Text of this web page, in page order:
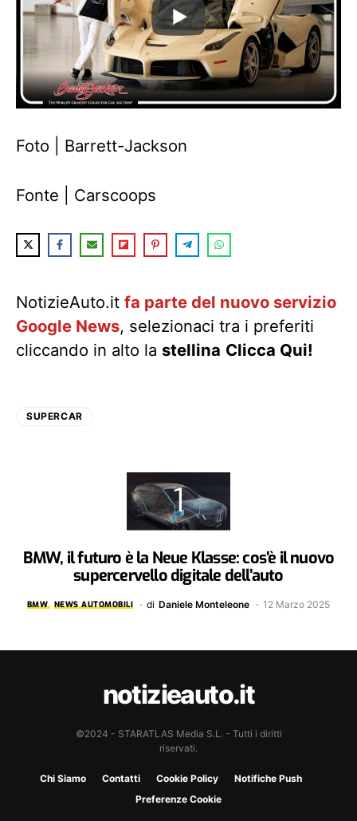
Foto | Barrett-Jackson
Fonte | Carscoops
NotizieAuto.it fa parte del nuovo servizio
Google News, selezionaci tra i preferiti
cliccando in alto la stellina Clicca Qui!
SUPERCAR
BMW, il futuro è la Neue Klasse: cos’è il nuovo
supercervello digitale dell’auto
BMW NEWS AUTOMOBILI di Daniele Monteleone 12 Marzo 2025
notizieauto.it
©2024 - STARATLAS Media S.L. - Tutti i diritti
riservati.
Chi Siamo Contatti Cookie Policy
Notifiche Push
Preferenze Cookie